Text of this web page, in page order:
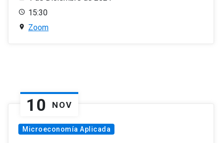
15:30
Zoom
10 NOV
Microeconomía Aplicada